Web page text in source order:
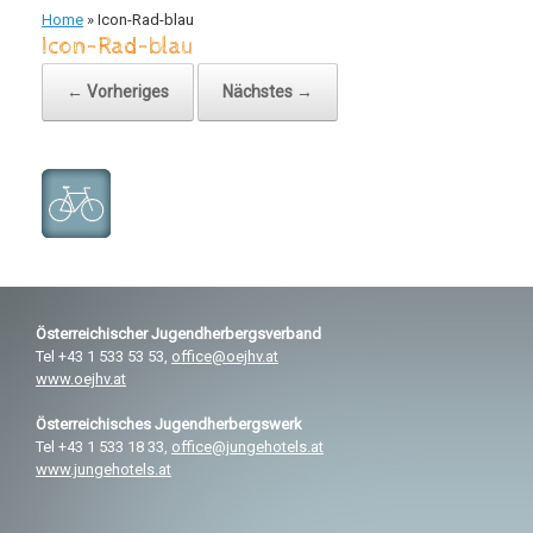
Home » Icon-Rad-blau
Icon-Rad-blau
← Vorheriges Nächstes →
ÖsterreichischerJugendherbergsverband
Tel +43 1 533 53 53, office@oejhv.at
www.oejhv.at
Österreichisches Jugendherbergswerk
Tel +43 1 533 18 33, office@jungehotels.at
www.jungehotels.at